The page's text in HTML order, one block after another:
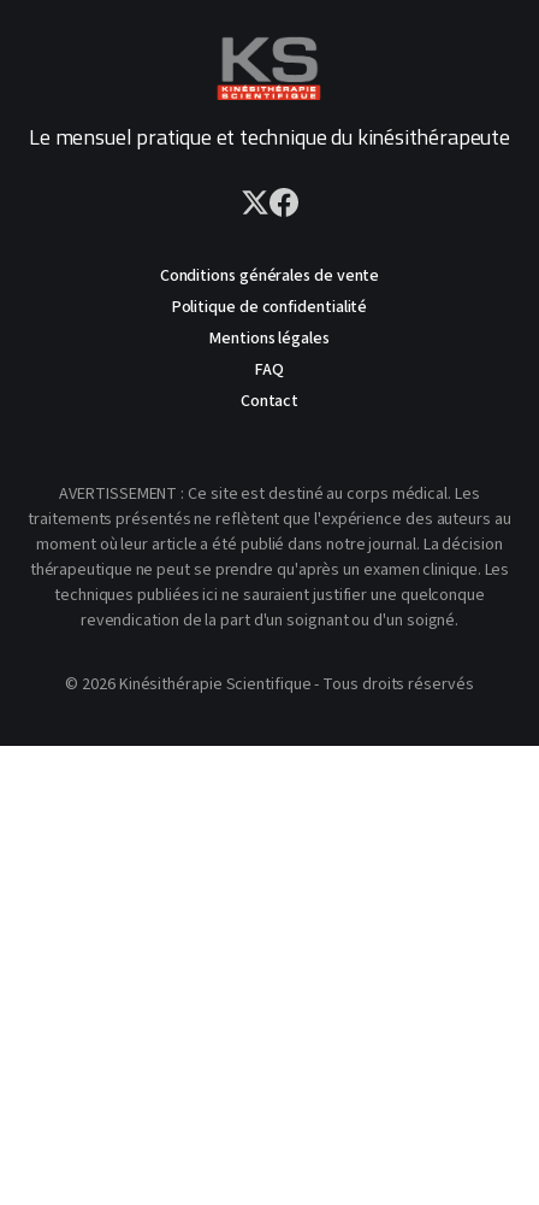
Le mensuel pratique et technique du kinésithérapeute
Conditions générales de vente
Politique de confidentialité
Mentions légales
FAQ
Contact
AVERTISSEMENT : Ce site est destiné au corps médical. Les
traitements présentés ne reflètent que l'expérience des auteurs au
moment où leur article a été publié dans notre journal. La décision
thérapeutique ne peut se prendre qu'après un examen clinique. Les
techniques publiées ici ne sauraient justifier une quelconque
revendication de la part d'un soignant ou d'un soigné.
© 2026 Kinésithérapie Scientifique - Tous droits réservés